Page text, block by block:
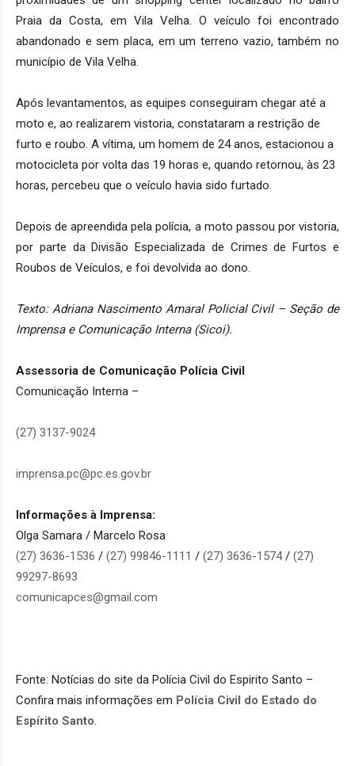
Praia da Costa, em Vila Velha. O veículo foi encontrado
abandonado e sem placa, em um terreno vazio, também no
município de Vila Velha.
Após levantamentos, as equipes conseguiram chegar até a
moto e, ao realizarem vistoria, constataram a restrição de
furto e roubo. A vítima, um homem de 24 anos, estacionou a
motocicleta por volta das 19 horas e, quando retornou, às 23
horas, percebeu que o veículo havia sido furtado.
Depois de apreendida pela polícia, a moto passou por vistoria,
por parte da Divisão Especializada de Crimes de Furtos e
Roubos de Veículos, e foi devolvida ao dono.
Texto: Adriana Nascimento Amaral Policial Civil – Seção de
Imprensa e Comunicação Interna (Sicoi).
Assessoria de Comunicação Polícia Civil
Comunicação Interna –
(27) 3137-9024
imprensa.pc@pc.es.gov.br
Informações à Imprensa:
Olga Samara / Marcelo Rosa
(27) 3636-1536 / (27) 99846-1111 / (27) 3636-1574/ (27)
99297-8693
comunicapces@gmail.com
Fonte: Notícias do site da Polícia Civil do Espirito Santo –
Confira mais informações em Polícia Civil do Estado do
Espírito Santo.